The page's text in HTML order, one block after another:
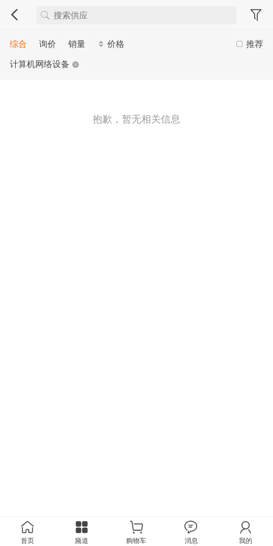
推荐
综合 询价 销量
价格
计算机网络设备
抱歉，暂无相关信息
首页 频道 购物车 消息 我的